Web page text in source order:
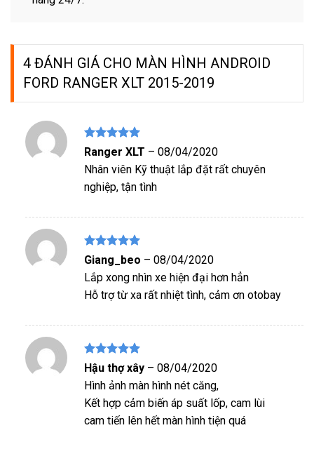
4 ĐÁNH GIÁ CHO MÀN HÌNH ANDROID
FORD RANGER XLT 2015-2019
Được xếp
hạng
sao
Ranger XLT – 08/04/2020
Nhân viên Kỹ thuật lắp đặt rất chuyên
nghiệp, tận tình
Được xếp
hạng55
sao
Giang_beo – 08/04/2020
Lắp xong nhìn xe hiện đại hơn hẳn
Hỗ trợ từ xa rất nhiệt tình, cảm ơn otobay
Được xếp
hạng
5
sao
Hậu thợ xây – 08/04/2020
Hình ảnh màn hình nét căng,
Kết hợp cảm biến áp suất lốp, cam lùi
cam tiến lên hết màn hình tiện quá